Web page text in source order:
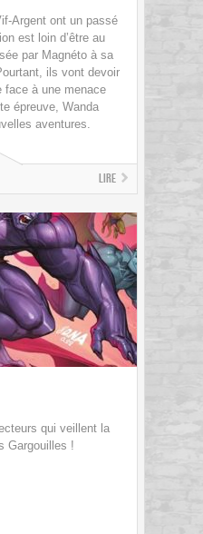
Argent ont un passé
est loin d’être au
par Magnéto à sa
ils vont devoir
face à une menace
épreuve, Wanda
aventures.
Lire
qui veillent la
Gargouilles !